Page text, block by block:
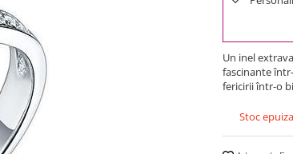
Un inel
fascinante
fericirii într-o
Stoc